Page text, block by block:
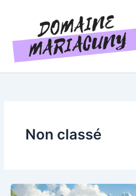
Non classé